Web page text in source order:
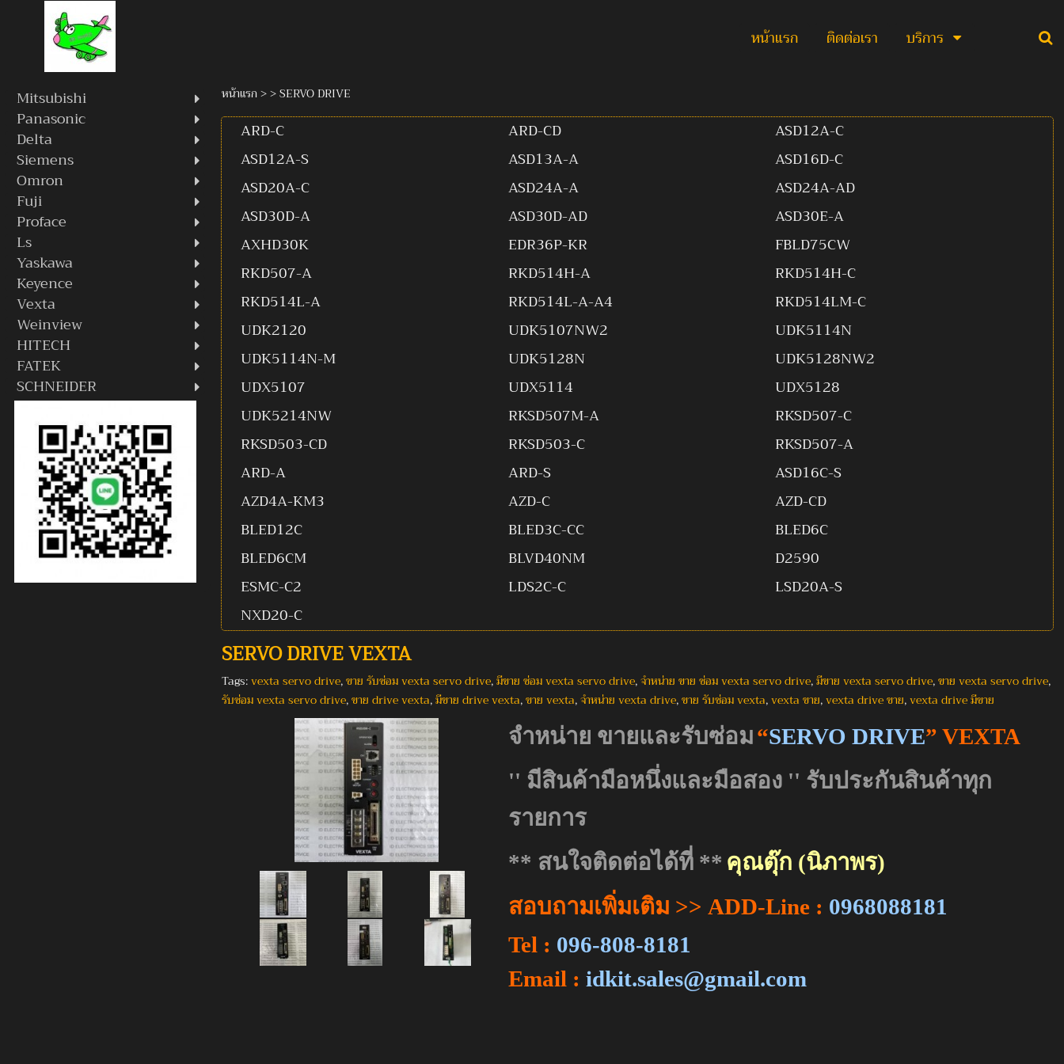
หน้าแรก ติดต่อเรา บริการ
Mitsubishi
Panasonic
Delta
Siemens
Omron
Fuji
Proface
Ls
Yaskawa
Keyence
Vexta
Weinview
HITECH
FATEK
SCHNEIDER
หน้าแรก> >SERVO DRIVE
ARD-C ARD-CD
ASD12A-C
ASD12A-S
ASD13A-A
ASD16D-C
ASD20A-C
ASD24A-A
ASD24A-AD
ASD30D-A
ASD30D-AD
ASD30E-A
AXHD30K
EDR36P-KR
FBLD75CW
RKD507-A
RKD514H-A
RKD514H-C
RKD514L-A
RKD514L-A-A4
RKD514LM-C
UDK2120
UDK5107NW2
UDK5114N
UDK5114N-M
UDK5128N
UDK5128NW2
UDX5107
UDX5114
UDX5128
UDK5214NW
RKSD507M-A
RKSD507-C
RKSD503-CD
RKSD503-C
RKSD507-A
ARD-A
ARD-S
ASD16C-S
AZD4A-KM3
AZD-C
AZD-CD
BLED12C
BLED3C-CC
BLED6C
BLED6CM
BLVD40NM
D2590
ESMC-C2
LDS2C-C
LSD20A-S
NXD20-C
SERVO DRIVE VEXTA
Tags:vexta servo drive,ขาย รับซ่อม vexta servo drive,มีขาย ซ่อม vexta servo drive,จำหน่าย ขาย ซ่อม vexta servo drive,มีขาย vexta servo drive,ขาย vexta servo drive,
รับซ่อม vexta servo drive,ขาย drive vexta,มีขาย drive vexta,ขาย vexta,จำหน่าย vexta drive,ขาย รับซ่อม vexta,vexta ขาย,vexta drive ขาย,vexta drive มีขาย
จำหน่าย ขายและรับซ่อม“SERVO DRIVE” VEXTA
'' มีสินค้ามือหนึ่งและมือสอง '' รับประกันสินค้าทุก
รายการ
** สนใจติดต่อได้ที่ ** คุณตุ๊ก (นิภาพร)
สอบถามเพิ่มเติม >> ADD-Line : 0968088181
Tel : 096-808-8181
Email : idkit.sales@gmail.com